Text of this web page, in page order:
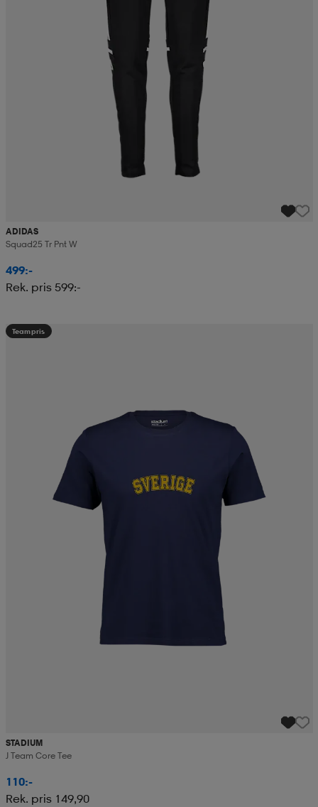
ADIDAS
Squad25 Tr Pnt W
499:-
Rek. pris 599:-
Teampris
STADIUM
J Team Core Tee
110:-
Rek. pris 149,90